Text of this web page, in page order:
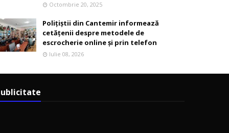
Octombrie 20, 2025
Polițiștii din Cantemir informează
cetățenii despre metodele de
escrocherie online și prin telefon
Iulie 08, 2026